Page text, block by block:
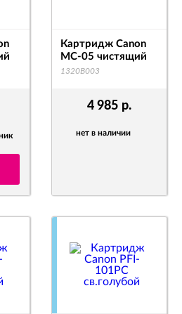
4 985 р.
нет в наличии
Картридж Canon
MC-05 чистящий
1320B003